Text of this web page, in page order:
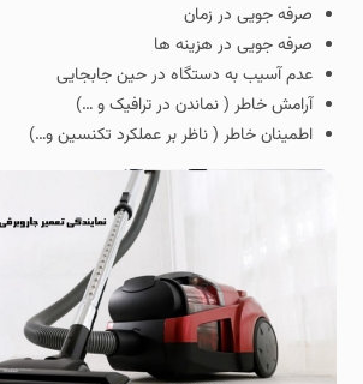
صرفه جویی در زمان
صرفه جویی در هزینه ها
عدم آسیب به دستگاه در حین جابجایی
آرامش خاطر ( نماندن در ترافیک و …)
اطمینان خاطر ( ناظر بر عملکرد تکنسین و…)